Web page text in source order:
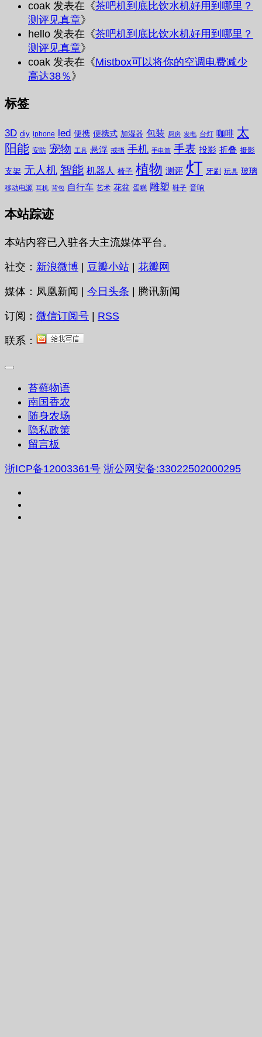
coak 发表在《茶吧机到底比饮水机好用到哪里？
测评见真章》
hello 发表在《茶吧机到底比饮水机好用到哪里？
测评见真章》
coak 发表在《Mistbox可以将你的空调电费减少
高达38％ 》
标签
3D diy iphone led 便携 便携式 加湿器 包装 厨房 发电 台灯 咖啡 太
阳能 安防 宠物 工具 悬浮 戒指 手机 手电筒 手表 投影 折叠 摄影
支架 无人机 智能 机器人 椅子 植物 测评 灯 牙刷 玩具 玻璃
移动电源 耳机 背包 自行车 艺术 花盆 蛋糕 雕塑 鞋子 音响
本站踪迹
本站内容已入驻各大主流媒体平台。
社交： 新浪微博 | 豆瓣小站 | 花瓣网
媒体：凤凰新闻 | 今日头条 | 腾讯新闻
订阅： 微信订阅号 | RSS
联系：
苔藓物语
南国香农
随身农场
隐私政策
留言板
浙ICP备12003361号 浙公网安备:33022502000295